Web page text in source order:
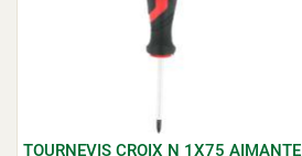
TOURNEVIS CROIX N 1X75 AIMANTE